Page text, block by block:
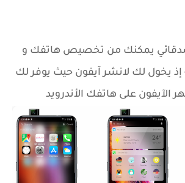
يمكنك من تخصيص هاتفك و
إذ يخول لك لانشر آيفون حيث يوفر لك
الآيفون على هاتفك الأندرويد